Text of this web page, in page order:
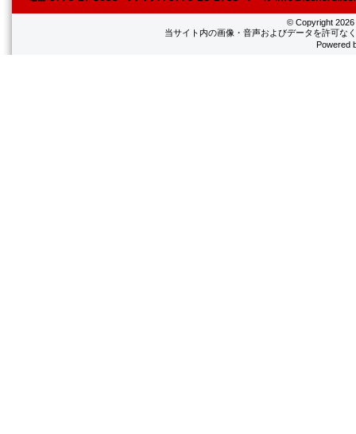
© Copyright 2026
当サイト内の画像・音声およびデータを許可な
Powered